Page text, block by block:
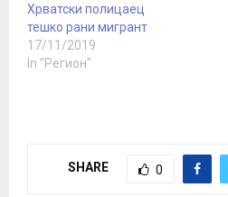
Америка во Бар, Црна
гора, а потоа требало да
се транспортира во
Копер, Словенија. Од
Хрватски полицаец
тешко рани мигрант
17/11/2019
In "Регион"
SHARE 0